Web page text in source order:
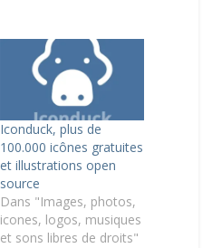
Iconduck, plus de
100.000 icônes gratuites
et illustrations open
source
Dans "Images, photos,
icones, logos, musiques
et sons libres de droits"